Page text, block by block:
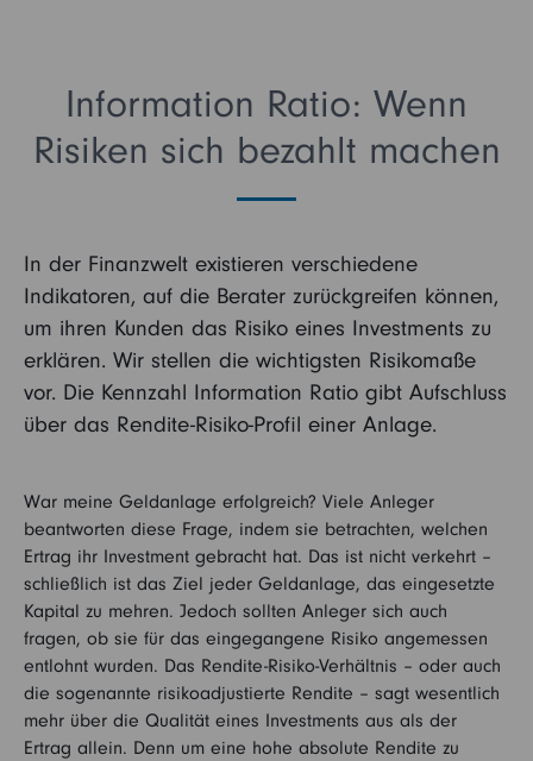
FFB (Berater)
Information Ratio: Wenn
Risiken sich bezahlt machen
In der Finanzwelt existieren verschiedene
Indikatoren, auf die Berater zurückgreifen können,
um ihren Kunden das Risiko eines Investments zu
erklären. Wir stellen die wichtigsten Risikomaße
vor. Die Kennzahl Information Ratio gibt Aufschluss
über das Rendite-Risiko-Profil einer Anlage.
War meine Geldanlage erfolgreich? Viele Anleger
beantworten diese Frage, indem sie betrachten, welchen
Ertrag ihr Investment gebracht hat. Das ist nicht verkehrt –
schließlich ist das Ziel jeder Geldanlage, das eingesetzte
Kapital zu mehren. Jedoch sollten Anleger sich auch
fragen, ob sie für das eingegangene Risiko angemessen
entlohnt wurden. Das Rendite-Risiko-Verhältnis – oder auch
die sogenannte risikoadjustierte Rendite – sagt wesentlich
mehr über die Qualität eines Investments aus als der
Ertrag allein. Denn um eine hohe absolute Rendite zu